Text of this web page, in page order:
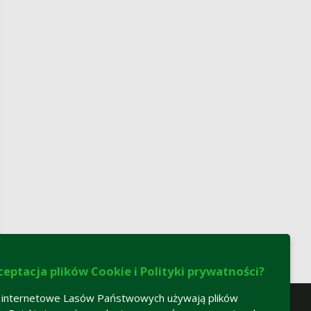
plików Cookie i Polityki prywatności?
Lasów Państwowych używają plików